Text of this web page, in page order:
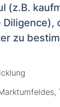
(z.B.
zu